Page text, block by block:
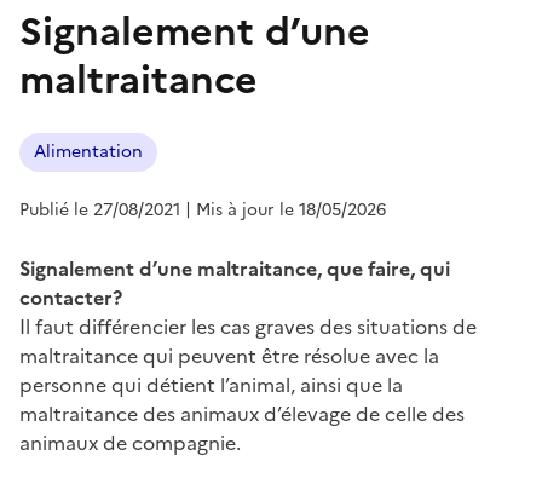
Signalement d’une
maltraitance
Alimentation
Publié le 27/08/2021 | Mis à jour le 18/05/2026
Signalement d’une maltraitance, que faire, qui
contacter?
Il faut différencier les cas graves des situations de
maltraitance qui peuvent être résolue avec la
personne qui détient l’animal, ainsi que la
maltraitance des animaux d’élevage de celle des
animaux de compagnie.